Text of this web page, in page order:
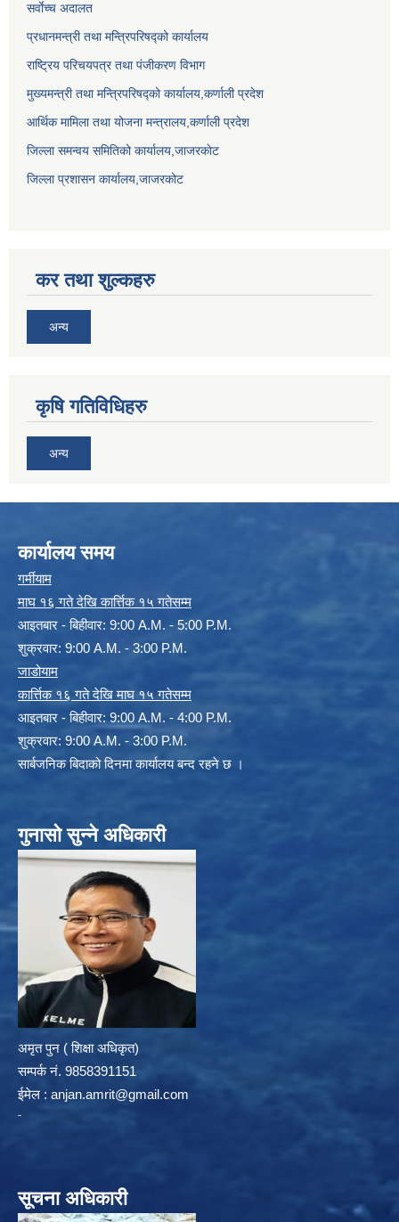
सर्वाेच्च अदालत
प्रधानमन्त्री तथा मन्त्रिपरिषद्को कार्यालय
राष्ट्रिय परिचयपत्र तथा पंजीकरण विभाग
मुख्यमन्त्री तथा मन्त्रिपरिषद्को कार्यालय,कर्णाली प्रदेश
आर्थिक मामिला तथा योजना मन्त्रालय,कर्णाली प्रदेश
जिल्ला समन्वय समितिको कार्यालय,जाजरकाेट
जिल्ला प्रशासन कार्यालय,जाजरकोट
कर तथा शुल्कहरु
अन्य
कृषि गतिविधिहरु
अन्य
कार्यालय समय
गर्मीयाम
माघ १६ गते देखि कार्त्तिक १५ गतेसम्म
आइतबार - बिहीवार: 9:00 A.M. - 5:00 P.M.
शुक्रवार: 9:00 A.M. - 3:00 P.M.
जाडोयाम
कार्त्तिक १६ गते देखि माघ १५ गतेसम्म
आइतबार - बिहीवार: 9:00 A.M. - 4:00 P.M.
शुक्रवार: 9:00 A.M. - 3:00 P.M.
सार्बजनिक बिदाको दिनमा कार्यालय बन्द रहने छ ।
गुनासो सुन्ने अधिकारी
अमृत पुन ( शिक्षा अधिकृत)
सम्पर्क न‌ं. 9858391151
ईमेल : anjan.amrit@gmail.com
सूचना अधिकारी